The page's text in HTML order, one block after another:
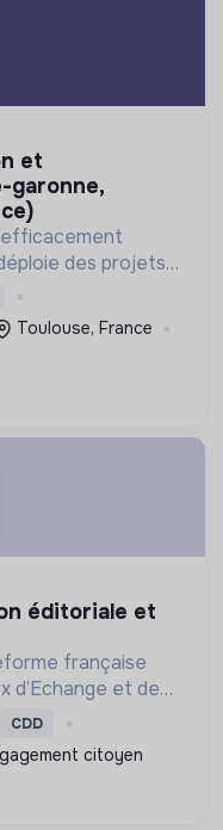
garonne,
des projets
le numérique pour
Toulouse, France
française
d’Echange et de
CDD
citoyen